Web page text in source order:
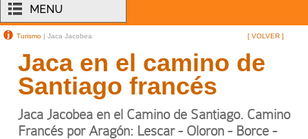
MENU
[ VOLVER ]
Turismo | Jaca Jacobea
Jaca en el camino de
Santiago francés
Jaca Jacobea en el Camino de Santiago. Camino
Francés por Aragón: Lescar - Oloron - Borce -